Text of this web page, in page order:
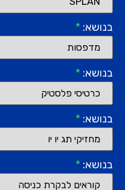
בנושא: *
בנושא: *
בנושא: *
בנושא: *